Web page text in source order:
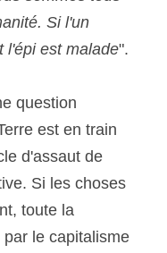
Si l'un
l'épi est malade".
question
est en train
d'assaut de
Si les choses
toute la
le capitalisme